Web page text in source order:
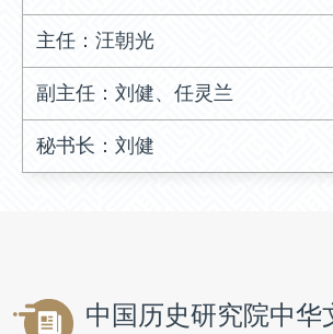
主任：汪朝光
副主任：刘健、任灵兰
秘书长：刘健
中国历史研究院中华